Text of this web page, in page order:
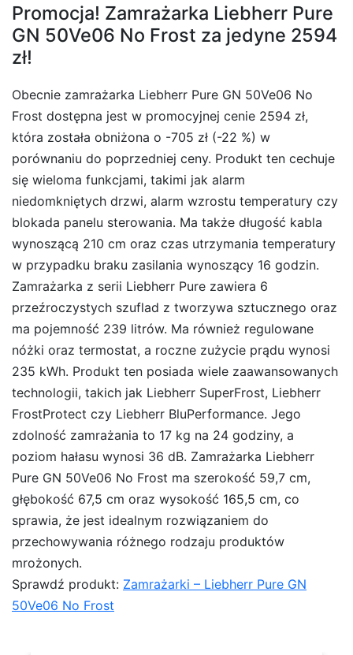
Promocja! Zamrażarka Liebherr Pure
GN 50Ve06 No Frost za jedyne 2594
zł!
Obecnie zamrażarka Liebherr Pure GN 50Ve06 No
Frost dostępna jest w promocyjnej cenie 2594 zł,
która została obniżona o -705 zł (-22 %) w
porównaniu do poprzedniej ceny. Produkt ten cechuje
się wieloma funkcjami, takimi jak alarm
niedomkniętych drzwi, alarm wzrostu temperatury czy
blokada panelu sterowania. Ma także długość kabla
wynoszącą 210 cm oraz czas utrzymania temperatury
w przypadku braku zasilania wynoszący 16 godzin.
Zamrażarka z serii Liebherr Pure zawiera 6
przeźroczystych szuflad z tworzywa sztucznego oraz
ma pojemność 239 litrów. Ma również regulowane
nóżki oraz termostat, a roczne zużycie prądu wynosi
235 kWh. Produkt ten posiada wiele zaawansowanych
technologii, takich jak Liebherr SuperFrost, Liebherr
FrostProtect czy Liebherr BluPerformance. Jego
zdolność zamrażania to 17 kg na 24 godziny, a
poziom hałasu wynosi 36 dB. Zamrażarka Liebherr
Pure GN 50Ve06 No Frost ma szerokość 59,7 cm,
głębokość 67,5 cm oraz wysokość 165,5 cm, co
sprawia, że jest idealnym rozwiązaniem do
przechowywania różnego rodzaju produktów
mrożonych.
Sprawdź produkt: Zamrażarki – Liebherr Pure GN
50Ve06 No Frost